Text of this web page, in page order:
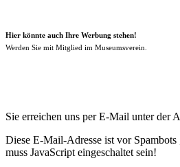
Hier könnte auch Ihre Werbung stehen!
Werden Sie mit Mitglied im Museumsverein.
Sie erreichen uns per E-Mail unter der
Diese E-Mail-Adresse ist vor
muss JavaScript eingeschaltet sein!